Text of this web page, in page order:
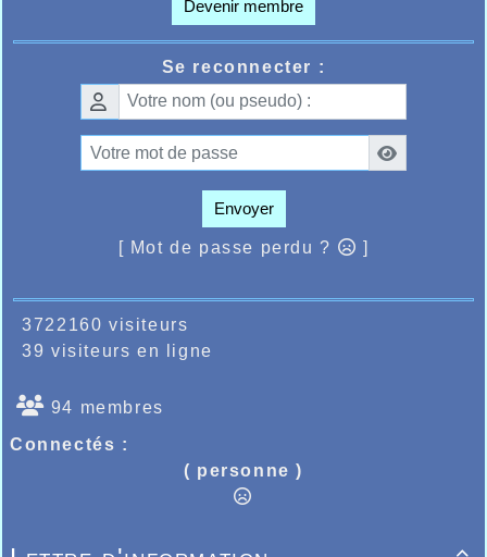
Devenir membre
Se reconnecter :
Envoyer
[ Mot de passe perdu ? ]
3722160 visiteurs
39 visiteurs en ligne
94 membres
Connectés :
( personne )
